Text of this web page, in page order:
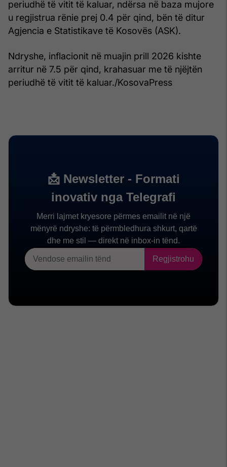
periudhë të vitit të kaluar, ndërsa në baza mujore
u regjistrua rënie prej 0.4 për qind, bën të ditur
Agjencia e Statistikave të Kosovës (ASK).
Ndryshe, inflacionit në muajin prill 2026 kishte
arritur në 7.5 për qind, krahasuar me të njëjtën
periudhë të vitit të kaluar./KosovaPress